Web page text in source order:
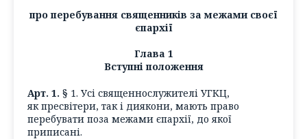
про перебування священників за межами своєї
єпархії
Глава 1
Вступні положення
Арт. 1. § 1. Усі священнослужителі УГКЦ,
як пресвітери, так і диякони, мають право
перебувати поза межами єпархії, до якої
приписані.